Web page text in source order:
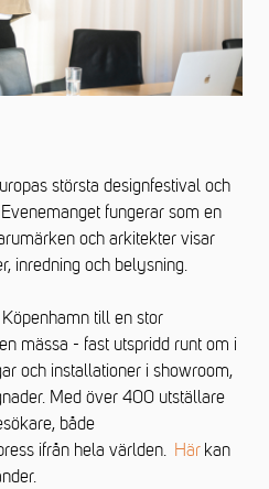
största designfestival och
fungerar som en
och arkitekter visar
inredning och belysning.
till en stor
mässa - fast utspridd runt om i
och installationer i showroom,
Med över 400 utställare
både
ifrån hela världen. Här kan